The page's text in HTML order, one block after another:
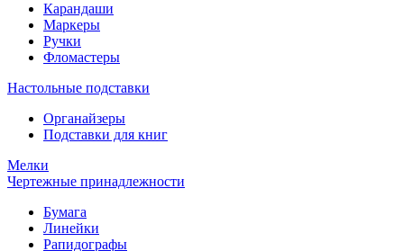
Карандаши
Маркеры
Ручки
Фломастеры
Настольные подставки
Органайзеры
Подставки для книг
Мелки
Чертежные принадлежности
Бумага
Линейки
Рапидографы